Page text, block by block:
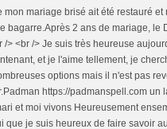
mariage brisé ait été restauré
bagarre.Après 2 ans de mariage, le
> <br /> Je suis très heureuse
et je l'aime tellement, je
options mais il n'est pas
https://padmanspell.com un
et moi vivons Heureusement
que je suis heureux de faire savoir